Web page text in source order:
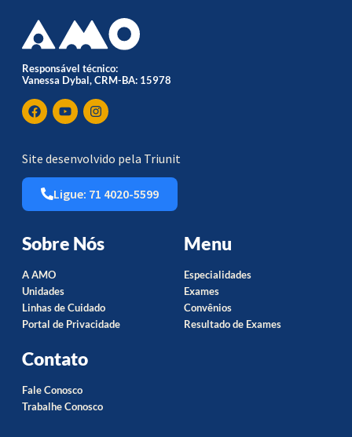
Responsável técnico:
Vanessa Dybal, CRM-BA: 15978
Site desenvolvido pela Triunit
Ligue: 71 4020-5599
Sobre Nós
A AMO
Unidades
Linhas de Cuidado
Portal de Privacidade
Menu
Especialidades
Exames
Convênios
Resultado de Exames
Contato
Fale Conosco
Trabalhe Conosco